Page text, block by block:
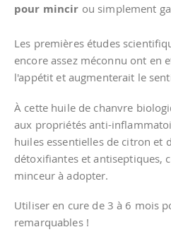
pour mincir ou simplement
Les premières études
encore assez méconnu ont
l'appétit et augmenterait le
À cette huile de chanvre
aux propriétés anti-
huiles essentielles de citron et
détoxifiantes et antiseptiques,
minceur à adopter.
Utiliser en cure de 3 à 6 mois
remarquables !